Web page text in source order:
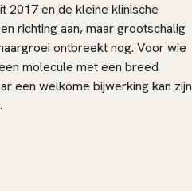
2017 en de kleine klinische
richting aan, maar grootschalig
ontbreekt nog. Voor wie
molecule met een breed
een welkome bijwerking kan zijn